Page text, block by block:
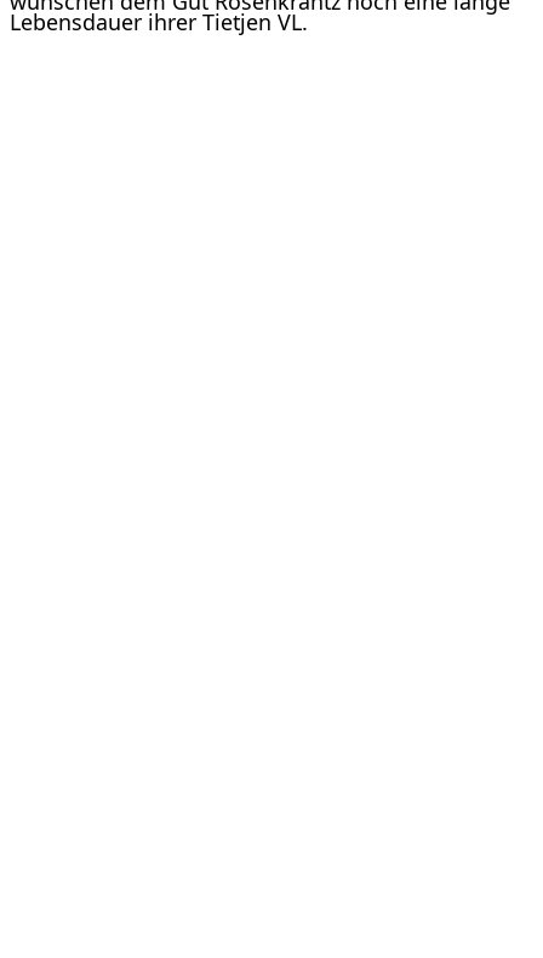
Lebensdauer ihrer Tietjen VL.